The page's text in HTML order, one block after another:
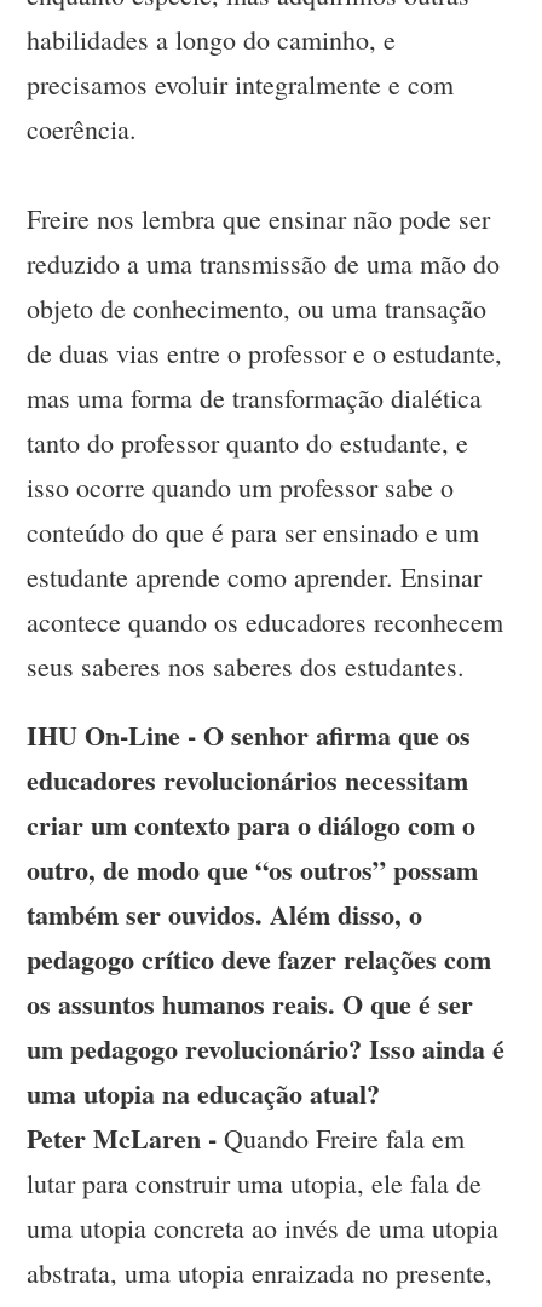
habilidades a longo do caminho, e
precisamos evoluir integralmente e com
coerência.
Freire nos lembra que ensinar não pode ser
reduzido a uma transmissão de uma mão do
objeto de conhecimento, ou uma transação
de duas vias entre o professor e o estudante,
mas uma forma de transformação dialética
tanto do professor quanto do estudante, e
isso ocorre quando um professor sabe o
conteúdo do que é para ser ensinado e um
estudante aprende como aprender. Ensinar
acontece quando os educadores reconhecem
seus saberes nos saberes dos estudantes.
IHU On-Line - O senhor afirma que os
educadores revolucionários necessitam
criar um contexto para o diálogo com o
outro, de modo que “os outros” possam
também ser ouvidos. Além disso, o
pedagogo crítico deve fazer relações com
os assuntos humanos reais. O que é ser
um pedagogo revolucionário? Isso ainda é
uma utopia na educação atual?
Peter McLaren - Quando Freire fala em
lutar para construir uma utopia, ele fala de
uma utopia concreta ao invés de uma utopia
abstrata, uma utopia enraizada no presente,